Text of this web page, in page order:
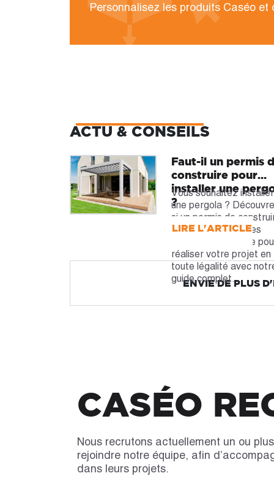
Personnalisez les produits Caséo
ACTU & CONSEILS
Faut-il un permis
construire pour
installer une
?
Vous souhaitez installer
une pergola ?
si un permis de
est nécessaire et les
démarches à suivre
réaliser votre projet en
toute légalité avec
guide complet.
LIRE L'ARTICLE
ENVIE DE PLUS
CASÉO
Nous recrutons actuellement un ou
rejoindre notre équipe, afin
dans leurs projets.